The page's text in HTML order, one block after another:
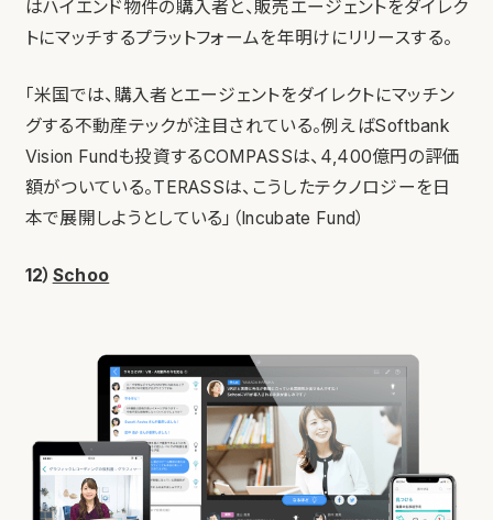
はハイエンド物件の購入者と、販売エージェントをダイレク
トにマッチするプラットフォームを年明けにリリースする。
「米国では、購入者とエージェントをダイレクトにマッチン
グする不動産テックが注目されている。例えばSoftbank
Vision Fundも投資するCOMPASSは、4,400億円の評価
額がついている。TERASSは、こうしたテクノロジーを日
本で展開しようとしている」（Incubate Fund）
12） Schoo